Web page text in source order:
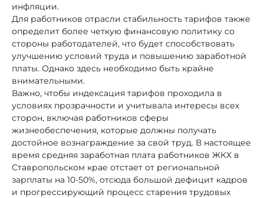
инфляции.
Для работников отрасли стабильность тарифов также
определит более четкую финансовую политику со
стороны работодателей, что будет способствовать
улучшению условий труда и повышению заработной
платы. Однако здесь необходимо быть крайне
внимательными.
Важно, чтобы индексация тарифов проходила в
условиях прозрачности и учитывала интересы всех
сторон, включая работников сферы
жизнеобеспечения, которые должны получать
достойное вознаграждение за свой труд. В настоящее
время средняя заработная плата работников ЖКХ в
Ставропольском крае отстает от региональной
зарплаты на 10-50%, отсюда большой дефицит кадров
и прогрессирующий процесс старения трудовых